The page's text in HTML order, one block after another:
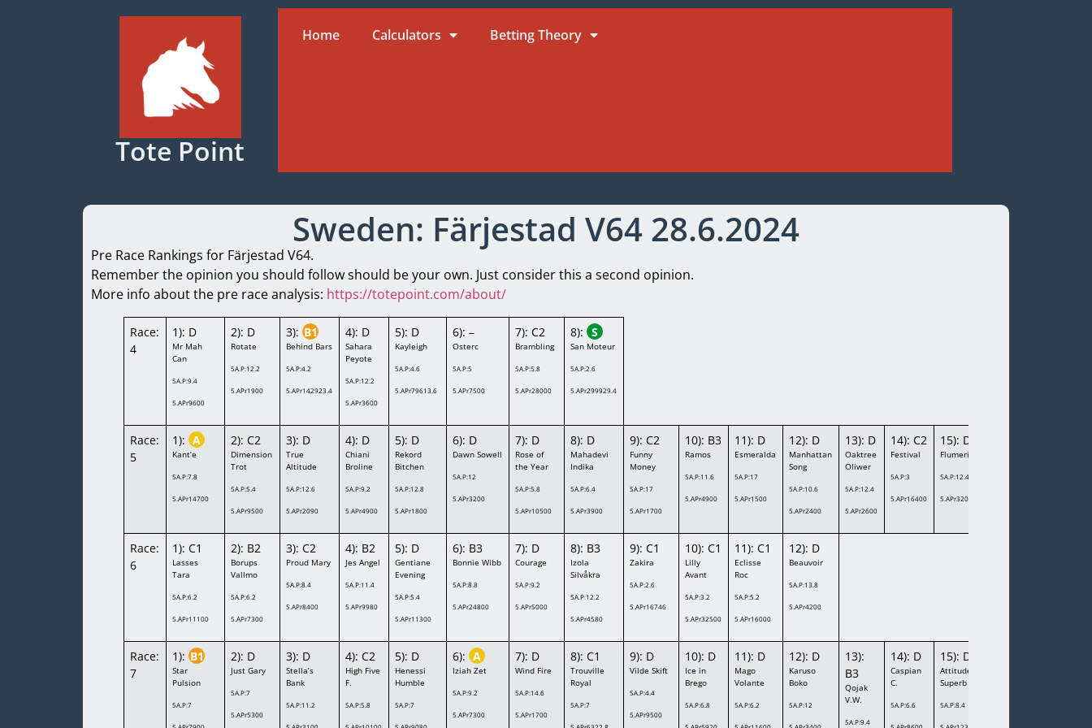
Tote Point
Home Calculators Betting Theory
Sweden: Färjestad V64 28.6.2024
Pre Race Rankings for Färjestad V64.
Remember the opinion you should follow should be your own. Just consider this a second opinion.
More info about the pre race analysis: https://totepoint.com/about/
Race:
4
1): D
Mr Mah
Can
5A.P:9.4
5.APr9600
2): D
Rotate
5A.P:12.2
5.APr1900
3):B1
Behind Bars
5A.P:4.2
5.APr142923.4
4): D
Sahara
Peyote
5A.P:12.2
5.APr3600
5): D
Kayleigh
5A.P:4.6
5.APr79613.6
6): –
Osterc
5A.P:5
5.APr7500
7): C2
Brambling
5A.P:5.8
5.APr28000
8): S
San Moteur
5A.P:2.6
5.APr299929.4
Race:
5
1): A
Kant’e
5A.P:7.8
5.APr14700
2): C2
Dimension
Trot
5A.P:5.4
5.APr9500
3): D
True
Altitude
5A.P:12.6
5.APr2090
4): D
Chiani
Broline
5A.P:9.2
5.APr4900
5): D
Rekord
Bitchen
5A.P:12.8
5.APr1800
6): D
Dawn Sowell
5A.P:12
5.APr3200
7): D
Rose of
the Year
5A.P:5.8
5.APr10500
8): D
Mahadevi
Indika
5A.P:6.4
5.APr3900
9): C2
Funny
Money
5A.P:17
5.APr1700
10): B3
Ramos
5A.P:11.6
5.APr4900
11): D
Esmeralda
5A.P:17
5.APr1500
12): D
Manhattan
Song
5A.P:10.6
5.APr2400
13): D
Oaktree
Oliwer
5A.P:12.4
5.APr2600
14): C2
Festival
5A.P:3
5.APr16400
15): D
Flumeride
5A.P:12.4
5.APr3200
Race:
6
1): C1
Lasses
Tara
5A.P:6.2
5.APr11100
2): B2
Borups
Vallmo
5A.P:6.2
5.APr7300
3): C2
Proud Mary
5A.P:8.4
5.APr8400
4): B2
Jes Angel
5A.P:11.4
5.APr9980
5): D
Gentiane
Evening
5A.P:5.4
5.APr11300
6): B3
Bonnie Wibb
5A.P:8.8
5.APr24800
7): D
Courage
5A.P:9.2
5.APr5000
8): B3
Izola
Silvåkra
5A.P:12.2
5.APr4580
9): C1
Zakira
5A.P:2.6
5.APr16746
10): C1
Lilly
Avant
5A.P:3.2
5.APr32500
11): C1
Eclisse
Roc
5A.P:5.2
5.APr16000
12): D
Beauvoir
5A.P:13.8
5.APr4200
Race:
7
1):B1
Star
Pulsion
5A.P:7
2): D
Just Gary
5A.P:7
5.APr5300
3): D
Stella’s
Bank
5A.P:11.2
4): C2
High Five
F.
5A.P:5.8
5): D
Henessi
Humble
5A.P:7
6): A
Iziah Zet
5A.P:9.2
5.APr7300
7): D
Wind Fire
5A.P:14.6
5.APr1700
8): C1
Trouville
Royal
5A.P:7
9): D
Vilde Skift
5A.P:4.4
5.APr9500
10): D
Ice in
Brego
5A.P:6.8
11): D
Mago
Volante
5A.P:6.2
12): D
Karuso
Boko
5A.P:12
13):
B3
Qojak
V.W.
5A.P:9.4
14): D
Caspian
C.
5A.P:6.6
15): D
Attitude
Superb
5A.P:8.4